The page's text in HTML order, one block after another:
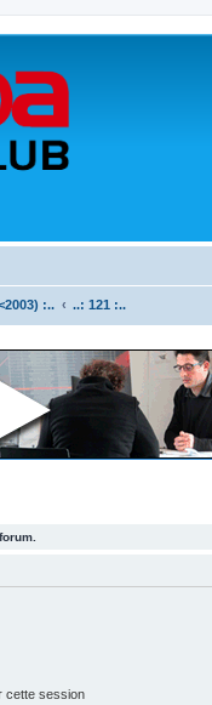
:.. ..: 121 :..
cette session